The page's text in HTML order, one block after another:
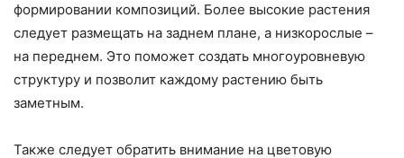
формировании композиций. Более высокие растения
следует размещать на заднем плане, а низкорослые –
на переднем. Это поможет создать многоуровневую
структуру и позволит каждому растению быть
заметным.
Также следует обратить внимание на цветовую